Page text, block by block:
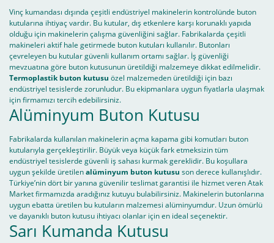
Vinç kumandası dışında çeşitli endüstriyel makinelerin kontrolünde buton
kutularına ihtiyaç vardır. Bu kutular, dış etkenlere karşı korunaklı yapıda
olduğu için makinelerin çalışma güvenliğini sağlar. Fabrikalarda çeşitli
makineleri aktif hale getirmede buton kutuları kullanılır. Butonları
çevreleyen bu kutular güvenli kullanım ortamı sağlar. İş güvenliği
mevzuatına göre buton kutusunun üretildiği malzemeye dikkat edilmelidir.
Termoplastik buton kutusu özel malzemeden üretildiği için bazı
endüstriyel tesislerde zorunludur. Bu ekipmanlara uygun fiyatlarla ulaşmak
için firmamızı tercih edebilirsiniz.
Alüminyum Buton Kutusu
Fabrikalarda kullanılan makinelerin açma kapama gibi komutları buton
kutularıyla gerçekleştirilir. Büyük veya küçük fark etmeksizin tüm
endüstriyel tesislerde güvenli iş sahası kurmak gereklidir. Bu koşullara
uygun şekilde üretilenalüminyum buton kutusu son derece kullanışlıdır.
Türkiye’nin dört bir yanına güvenilir teslimat garantisi ile hizmet veren Atak
Market firmamızda aradığınız kutuyu bulabilirsiniz. Makinelerin butonlarına
uygun ebatta üretilen bu kutuların malzemesi alüminyumdur. Uzun ömürlü
ve dayanıklı buton kutusu ihtiyacı olanlar için en ideal seçenektir.
Sarı Kumanda Kutusu